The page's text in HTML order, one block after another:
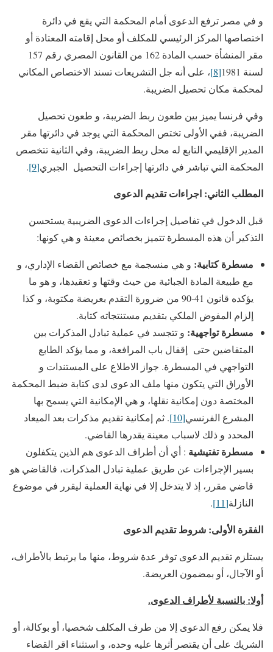
و في مصر ترفع الدعوى أمام المحكمة التي يقع في دائرة
اختصاصها المركز الرئيسي للمكلف أو محل إقامته المعتادة أو
مقر المنشأة حسب المادة 162 من القانون المصري رقم 157
لسنة 1981
[8]
، على أنه جل التشريعات تسند الاختصاص المكاني
لمحكمة مكان تحصيل الضريبة.
وفي فرنسا يميز بين طعون ربط الضريبة، و طعون تحصيل
الضريبة، ففي الأولى تختص المحكمة التي يوجد في دائرتها مقر
المدير الإقليمي التابع له محل ربط الضريبة، وفي الثانية تتخصص
المحكمة التي تباشر في دائرتها إجراءات التحصيل الجبري[9]
.
المطلب الثاني: اجراءات تقديم الدعوى
قبل الدخول في تفاصيل إجراءات الدعوى الضريبية يستحسن
التذكير أن هذه المسطرة تتميز بخصائص معينة و هي كونها:
مسطرة كتابية: و هي منسجمة مع خصائص القضاء الإداري، و
مع طبيعة المادة الجبائية من حيث وقتها و تعقيدها، و هو ما
يؤكده قانون 41-90 من ضرورة التقدم بعريضة مكتوبة، و كذا
إلزام المفوض الملكي بتقديم مستنتجاته كتابة.
مسطرة تواجهية: و تتجسد في عملية تبادل المذكرات بين
المتقاضين حتى إقفال باب المرافعة، و مما يؤكد الطابع
التواجهي في المسطرة. جواز الاطلاع على المستندات و
الأوراق التي يتكون منها ملف الدعوى لدى كتابة ضبط المحكمة
المختصة دون إمكانية نقلها، و هي الإمكانية التي يسمح بها
المشرع الفرنسي[10]
. ثم إمكانية تقديم مذكرات بعد الميعاد
المحدد و ذلك لاسباب معينة يقدرها القاضي.
مسطرة تفتيشية : أي أن أطراف الدعوى هم الذين يتكفلون
بسير الإجراءات عن طريق عملية تبادل المذكرات، فالقاضي هو
قاضي مقرر، إذ لا يتدخل إلا في نهاية العملية ليقرر في موضوع
النازلة[11]
.
الفقرة الأولى: شروط تقديم الدعوى
يستلزم تقديم الدعوى توفر عدة شروط، منها ما يرتبط بالأطراف،
أو الآجال، أو بمضمون العريضة.
أولا: بالنسبة لأطراف الدعوى.
فلا يمكن رفع الدعوى إلا من طرف المكلف شخصيا، أو بوكالة، أو
الشريك على أن يقتصر أثرها عليه وحده، و استثناء اقر القضاء